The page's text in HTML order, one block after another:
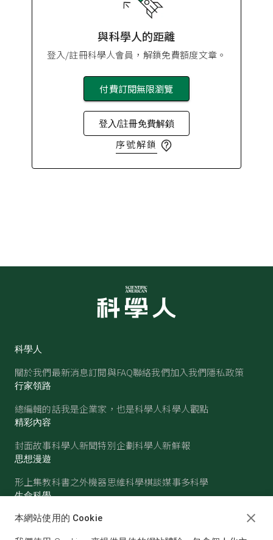
與科學人的距離
登入/註冊科學人會員，解鎖免費額度文章。
付費訂閱無限瀏覽
登入/註冊免費解鎖
序號解鎖
科學人
關於我們最新消息訂閱與FAQ聯絡我們加入我們隱私政策
行家領路
總編輯的話我是企業家，也是科學人科學人觀點
精彩內容
封面故事科學人新聞特別企劃科學人新鮮報
思想漫遊
形上集教科書之外機器思維科學棋談媒事多科學
生命科學
醫學古生物心理學生態學
本網站使用的 Cookie